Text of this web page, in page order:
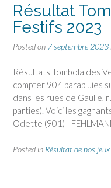
Résultat
Festifs 2023
Posted on 7 septembre 2023
Résultats Tombola des
compter 904 parapluies
dans les rues de Gaulle,
parties). Voici les
Odette (901)–
Posted in Résultat de nos